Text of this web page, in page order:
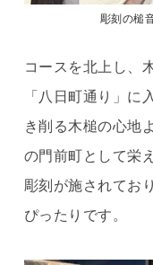
彫刻の槌
コースを北上し、
「八日町通り」に
き削る木槌の心地
の門前町として栄
彫刻が施されてお
ぴったりです。